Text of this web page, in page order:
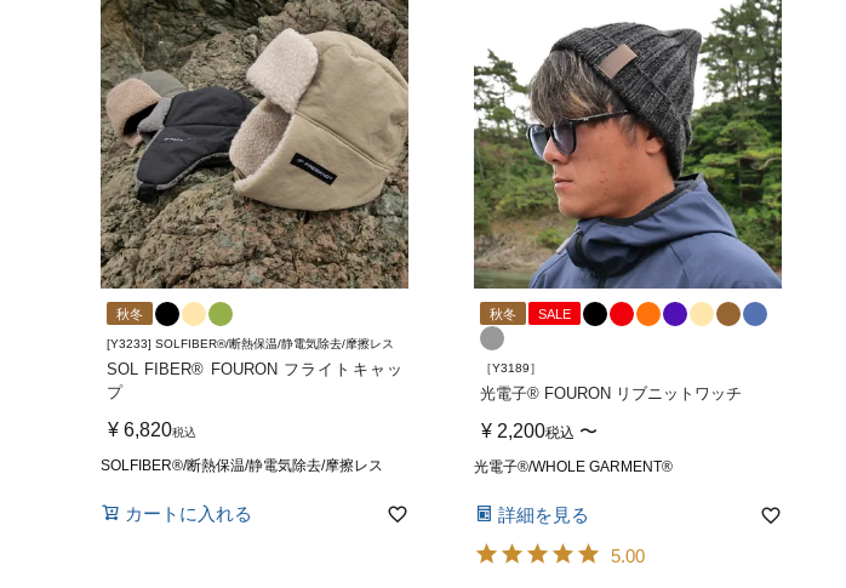
秋冬
[Y3233] SOLFIBER®/断熱保温/静電気除去/摩擦レス
SOL FIBER® FOURON フライトキャッ
プ
¥ 6,820税込
SOLFIBER®/断熱保温/静電気除去/摩擦レス
カートに入れる
秋冬 SALE
［Y3189］
光電子® FOURON リブニットワッチ
¥ 2,200税込 〜
光電子®/WHOLE GARMENT®
詳細を見る
5.00